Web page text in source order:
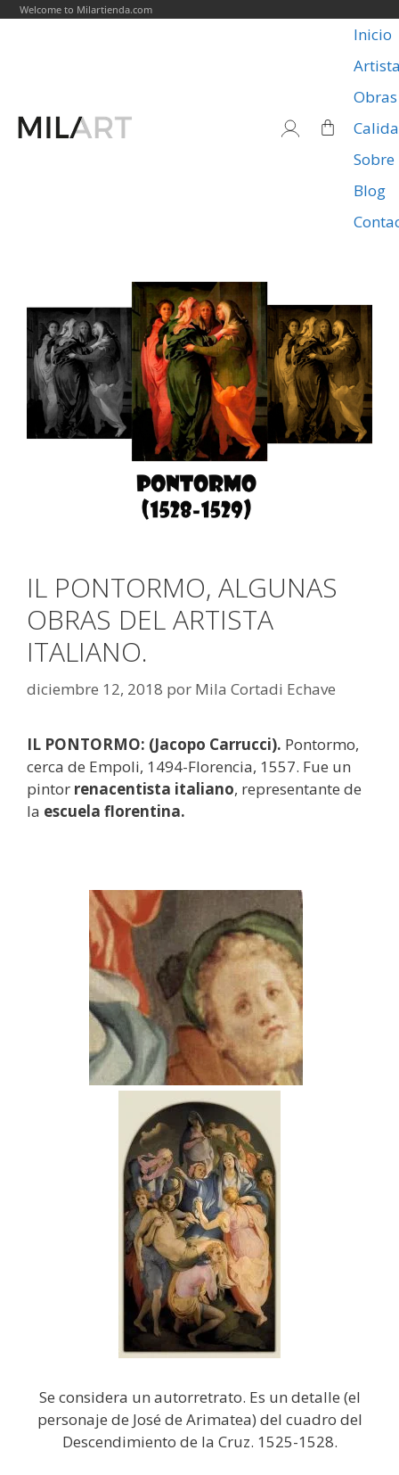
Welcome to Milartienda.com
Inicio
Obras
Blog
IL PONTORMO, ALGUNAS
OBRAS DEL ARTISTA
ITALIANO.
diciembre 12, 2018 por Mila Cortadi Echave
IL PONTORMO: (Jacopo Carrucci). Pontormo,
cerca de Empoli, 1494-Florencia, 1557. Fue un
pintor renacentista italiano, representante de
la escuela florentina.
Se considera un autorretrato. Es un detalle (el
personaje de José de Arimatea) del cuadro del
Descendimiento de la Cruz. 1525-1528.